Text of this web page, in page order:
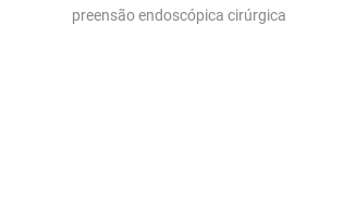
preensão endoscópica cirúrgica